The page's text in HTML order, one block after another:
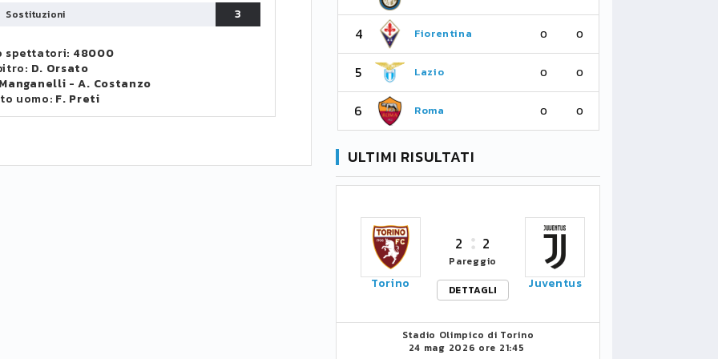
Sostituzioni 3
spettatori: 48000
D. Orsato
-A. Costanzo
uomo: F. Preti
5
4 Fiorentina 0 0
5 Lazio 0 0
6 Roma 0 0
ULTIMI RISULTATI
Torino
2 2
Pareggio
DETTAGLI
Juventus
Stadio Olimpico di Torino
24 mag 2026 ore 21:45